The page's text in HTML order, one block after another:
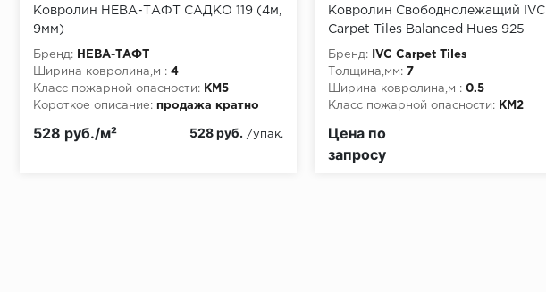
Условия доставки
Монтаж последнего ряда:
Ковролин НЕВА-ТАФТ САДКО 119 (4м,
9мм)
Бренд:
НЕВА-ТАФТ
Ширина ковролина,м : 4
Класс пожарной опасности:
КМ5
Короткое описание: продажа кратно
528 руб./м² 528 руб. /упак.
Ковролин Свободнолежащий IVC
Carpet Tiles Balanced Hues 925
Бренд:
IVC Carpet Tiles
Толщина,мм: 7
Ширина ковролина,м : 0.5
Класс пожарной опасности:
КМ2
рулонам, от 100м2
Цена по
запросу